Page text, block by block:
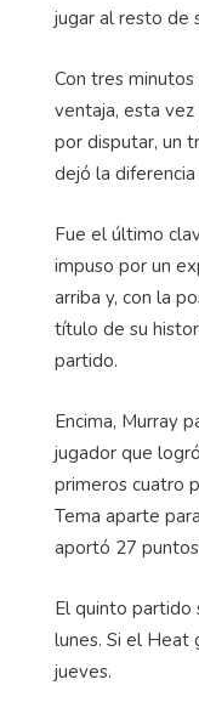
jugar al resto de
Con tres
ventaja, esta
por disputar, un
dejó la
Fue el último
impuso por un
arriba y, con la
título de su
partido.
Encima, Murray
jugador que
primeros cuatro
Tema aparte
aportó 27
El quinto partido
lunes. Si el Heat
jueves.